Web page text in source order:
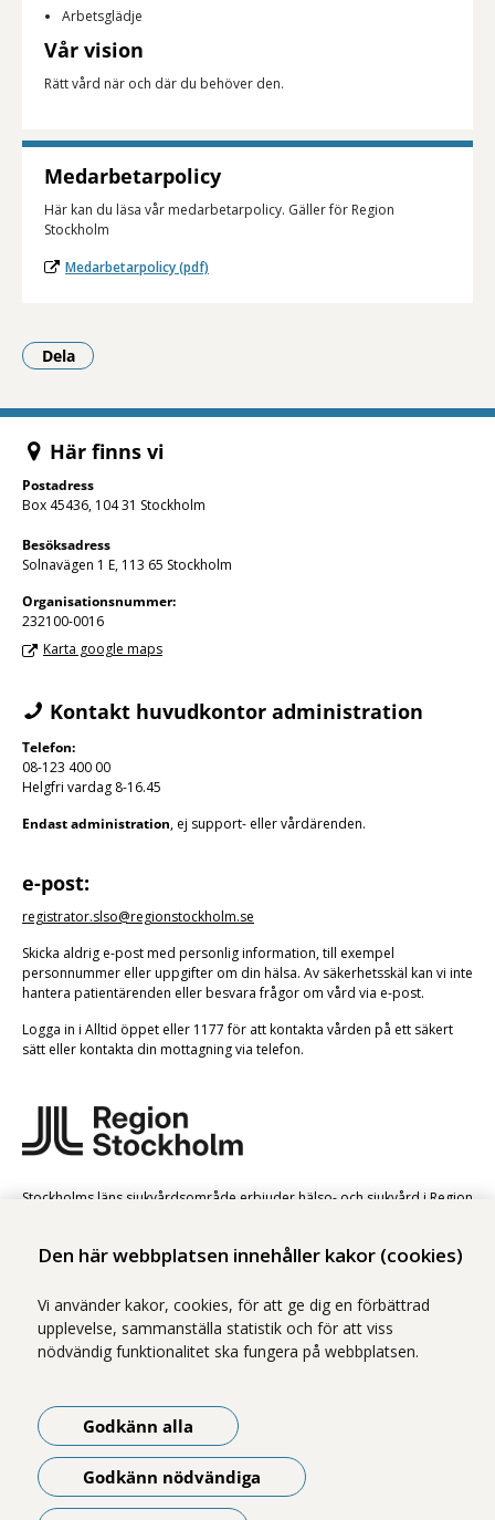
Den här webbplatsen innehåller kakor (cookies)
Vi använder kakor, cookies, för att ge dig en förbättrad
upplevelse, sammanställa statistik och för att viss
nödvändig funktionalitet ska fungera på webbplatsen.
Godkänn alla
Godkänn nödvändiga
Arbetsglädje
Vår vision
Rätt vård när och där du behöver den.
Medarbetarpolicy
Här kan du läsa vår medarbetar­policy. Gäller för Region
Stockholm
Medarbetarpolicy (pdf)
Dela
- Klicka för att öppna delningsalternativ.
Här finns vi
Postadress
Box 45436, 104 31 Stockholm
Besöksadress
Solnavägen 1 E, 113 65 Stockholm
Organisations­nummer:
232100-0016
Karta google maps
Kontakt huvudkontor administration
Telefon:
08-123 400 00
Helgfri vardag 8-16.45
Endast administration, ej support- eller vårdärenden.
e-post:
registrator.slso@regionstockholm.se
Skicka aldrig e-post med personlig information, till exempel
personnummer eller uppgifter om din hälsa. Av säkerhetsskäl kan vi inte
hantera patientärenden eller besvara frågor om vård via e-post.
Logga in i Alltid öppet eller 1177 för att kontakta vården på ett säkert
sätt eller kontakta din mottagning via telefon.
Stockholms läns sjukvårdsområde erbjuder hälso- och sjukvård i Region
Samtliga bilder på webbplatsen är tagna av fotograf Yanan Li om inget
Om webbplatsen
Tillgänglighetsredogörelse
Följ oss på LinkedIn
Få de senaste uppdateringarna genom att följa oss på LinkedIn.